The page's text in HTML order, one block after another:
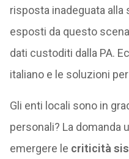
risposta inadeguata alla
esposti da questo
dati custoditi dalla PA.
italiano e le soluzioni
Gli enti locali sono in
personali? La domanda
emergere le criticità